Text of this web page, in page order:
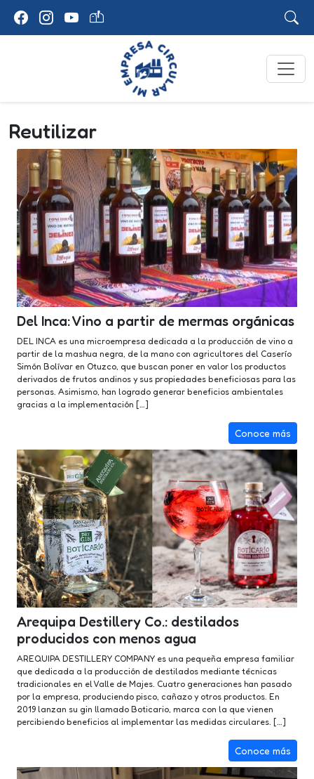
Reutilizar
Del Inca: Vino a partir de mermas orgánicas
DEL INCA es una microempresa dedicada a la producción de vino a
partir de la mashua negra, de la mano con agricultores del Caserío
Simón Bolívar en Otuzco, que buscan poner en valor los productos
derivados de frutos andinos y sus propiedades beneficiosas para las
personas. Asimismo, han logrado generar beneficios ambientales
gracias a la implementación […]
Conoce más
Arequipa Destillery Co.: destilados
producidos con menos agua
AREQUIPA DESTILLERY COMPANY es una pequeña empresa familiar
que dedicada a la producción de destilados mediante técnicas
tradicionales en el Valle de Majes. Cuatro generaciones han pasado
por la empresa, produciendo pisco, cañazo y otros productos. En
2019 lanzan su gin llamado Boticario, marca con la que vienen
percibiendo beneficios al implementar las medidas circulares. […]
Conoce más